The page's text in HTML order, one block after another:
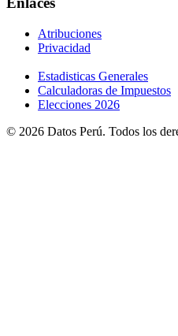
Atribuciones
Privacidad
Estadisticas Generales
Calculadoras de Impuestos
Elecciones 2026
© 2026 Datos Perú. Todos los